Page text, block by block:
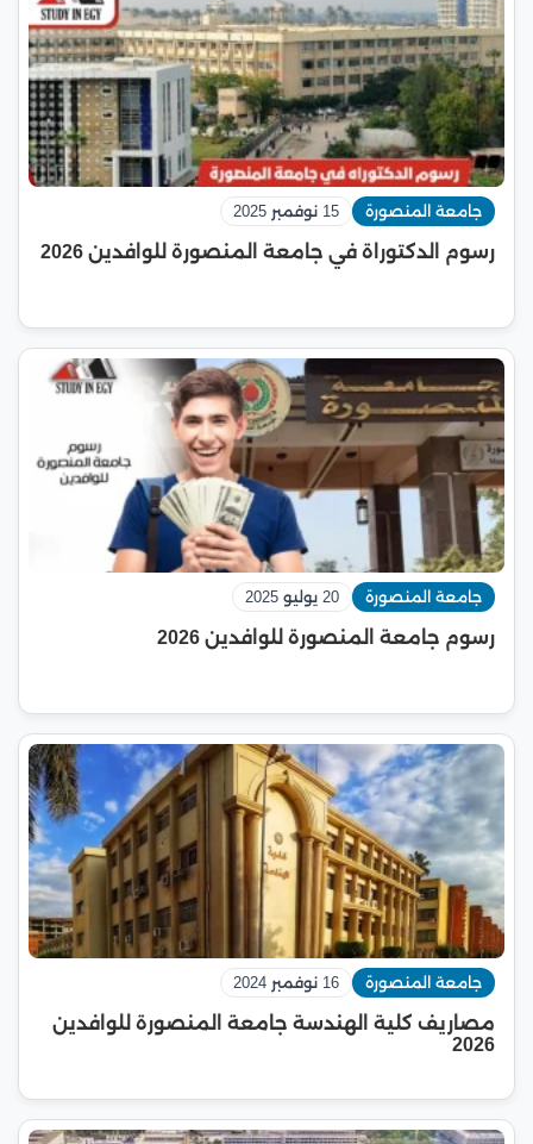
جامعة المنصورة 15 نوفمبر 2025
رسوم الدكتوراة في جامعة المنصورة للوافدين 2026
جامعة المنصورة 20 يوليو 2025
رسوم جامعة المنصورة للوافدين 2026
جامعة المنصورة 16 نوفمبر 2024
مصاريف كلية الهندسة جامعة المنصورة للوافدين
2026